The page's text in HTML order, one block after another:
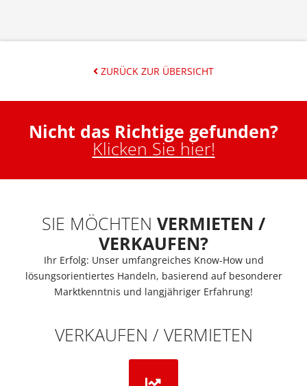
ZURÜCK ZUR ÜBERSICHT
Nicht das Richtige gefunden?
Klicken Sie hier!
SIE MÖCHTEN VERMIETEN /
VERKAUFEN?
Ihr Erfolg: Unser umfangreiches Know-How und
lösungsorientiertes Handeln, basierend auf besonderer
Marktkenntnis und langjähriger Erfahrung!
VERKAUFEN / VERMIETEN